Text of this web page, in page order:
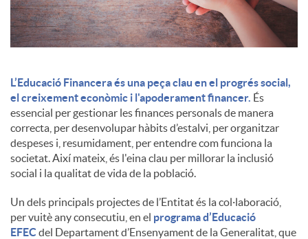
t
i
n
g
u
L’Educació Financera és una peça clau en el progrés social,
el creixement econòmic i l'apoderament financer. És
essencial per gestionar les finances personals de manera
correcta, per desenvolupar hàbits d’estalvi, per organitzar
despeses i, resumidament, per entendre com funciona la
societat. Així mateix, és l'eina clau per millorar la inclusió
social i la qualitat de vida de la població.
Un dels principals projectes de l’Entitat és la col·laboració,
per vuitè any consecutiu, en el programa d’Educació
EFECdel Departament d’Ensenyament de la Generalitat, que